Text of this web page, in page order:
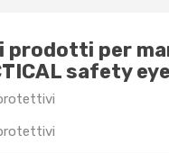
prodotti per
safety